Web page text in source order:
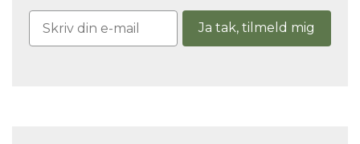
Ja tak, tilmeld mig